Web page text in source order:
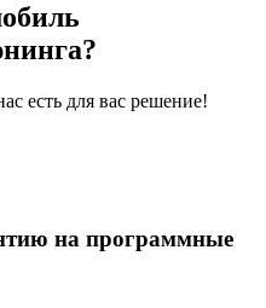
есть для вас решение!
на программные